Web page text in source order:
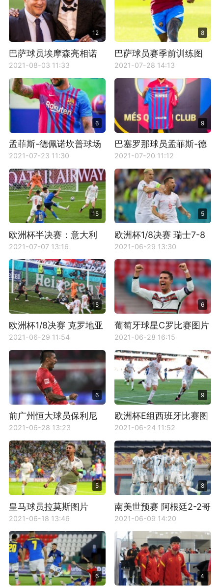
12
巴萨球员埃摩森亮相诺
坎普
2021-08-03 11:33
8
巴萨球员赛季前训练图
片
2021-07-28 14:13
6
孟菲斯-德佩诺坎普球场
图片
2021-07-23 11:30
9
巴塞罗那球员孟菲斯-德
佩图片
2021-07-20 11:12
15
欧洲杯半决赛：意大利
VS西班牙比赛图片
2021-07-07 13:16
5
欧洲杯1/8决赛 瑞士7-8
法国 比赛图片
2021-06-29 13:30
15
欧洲杯1/8决赛 克罗地亚
3-5西班牙 比赛图片
2021-06-29 11:54
6
葡萄牙球星C罗比赛图片
2021-06-28 16:15
6
前广州恒大球员保利尼
奥图片
2021-06-28 13:23
9
欧洲杯E组西班牙比赛图
片
2021-06-24 11:52
5
皇马球员拉莫斯图片
2021-06-18 13:46
8
南美世预赛 阿根廷2-2哥
伦比亚 比赛图片
2021-06-09 14:20
6 4